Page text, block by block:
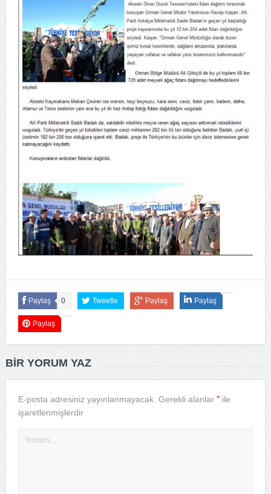
Paylaş 0 Tweetle Paylaş Paylaş
Paylaş
BIR YORUM YAZ
E-posta adresiniz yayınlanmayacak. Gerekli alanlar *ile
işaretlenmişlerdir